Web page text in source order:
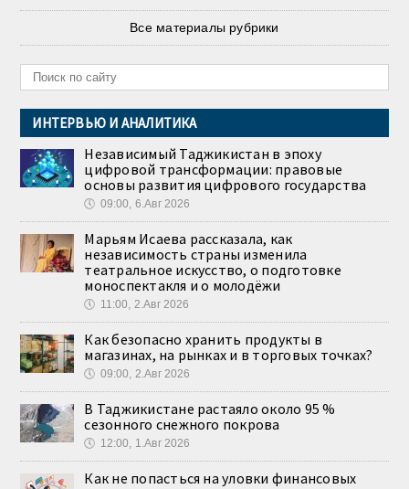
Все материалы рубрики
ИНТЕРВЬЮ И АНАЛИТИКА
Независимый Таджикистан в эпоху
цифровой трансформации: правовые
основы развития цифрового государства
🕔 09:00, 6.Авг 2026
Марьям Исаева рассказала, как
независимость страны изменила
театральное искусство, о подготовке
моноспектакля и о молодёжи
🕔 11:00, 2.Авг 2026
Как безопасно хранить продукты в
магазинах, на рынках и в торговых точках?
🕔 09:00, 2.Авг 2026
В Таджикистане растаяло около 95 %
сезонного снежного покрова
🕔 12:00, 1.Авг 2026
Как не попасться на уловки финансовых